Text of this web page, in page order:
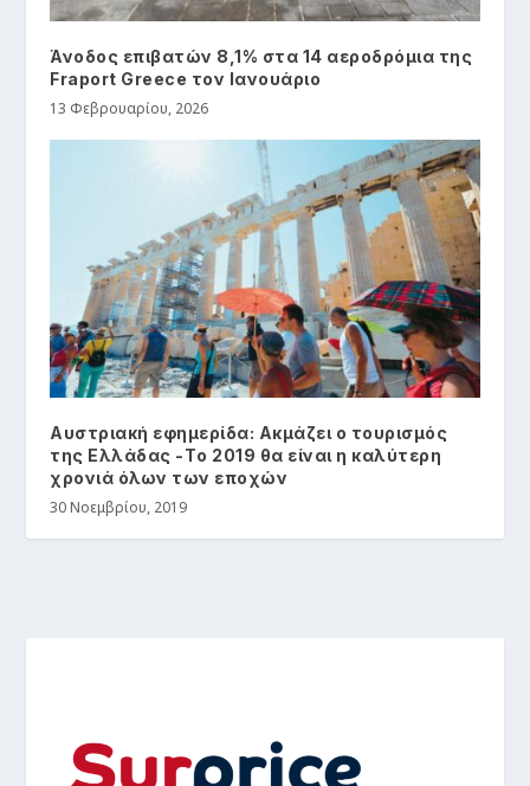
Άνοδος επιβατών 8,1% στα 14 αεροδρόμια της
Fraport Greece τον Ιανουάριο
13 Φεβρουαρίου, 2026
Αυστριακή εφημερίδα: Ακμάζει ο τουρισμός
της Ελλάδας -Tο 2019 θα είναι η καλύτερη
χρονιά όλων των εποχών
30 Νοεμβρίου, 2019